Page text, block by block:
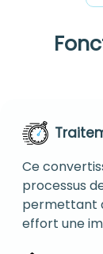
Ce
processus
permettant
effort une